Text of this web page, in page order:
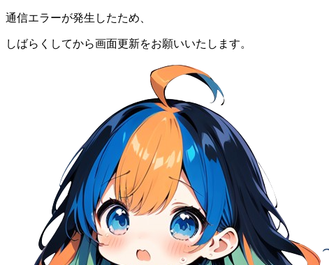
通信エラーが発生したため、
しばらくしてから画面更新をお願いいたします。